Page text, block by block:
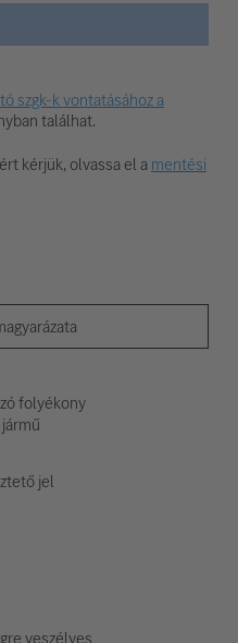
szgk-k vontatásához a
találhat.
kérjük, olvassa el amentési
folyékony
jel
veszélyes